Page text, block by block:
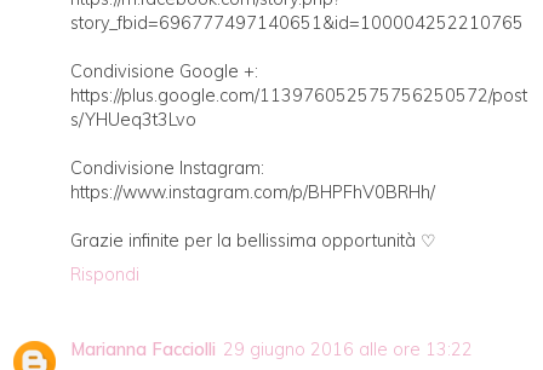
story_fbid=696777497140651&id=100004252210765
Condivisione Google +:
https://plus.google.com/113976052575756250572/post
s/YHUeq3t3Lvo
Condivisione Instagram:
https://www.instagram.com/p/BHPFhV0BRHh/
Grazie infinite per la bellissima opportunità ♡
Rispondi
Marianna Facciolli 29 giugno 2016 alle ore 13:22